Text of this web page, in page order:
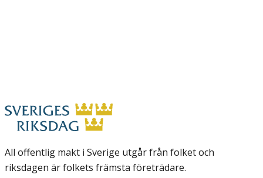
All offentlig makt i Sverige utgår från folket och
riksdagen är folkets främsta företrädare.